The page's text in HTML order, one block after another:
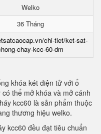
Welko
36 Tháng
chi-tiet/ket-sat-
chay-kcc-60-dm
khóa két điện tử với ổ
thể mở khóa và mở cánh
kcc60 là sản phẩm thuộc
thương hiệu welko.
kcc60 đều đạt tiêu chuẩn